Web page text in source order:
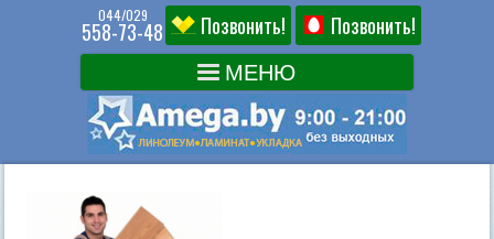
044/029
558-73-48 Позвонить! Позвонить!